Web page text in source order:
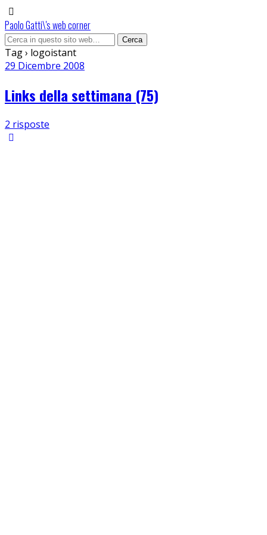
Paolo Gatti\'s web corner
Tag › logoistant
29 Dicembre 2008
Links della settimana (75)
2 risposte